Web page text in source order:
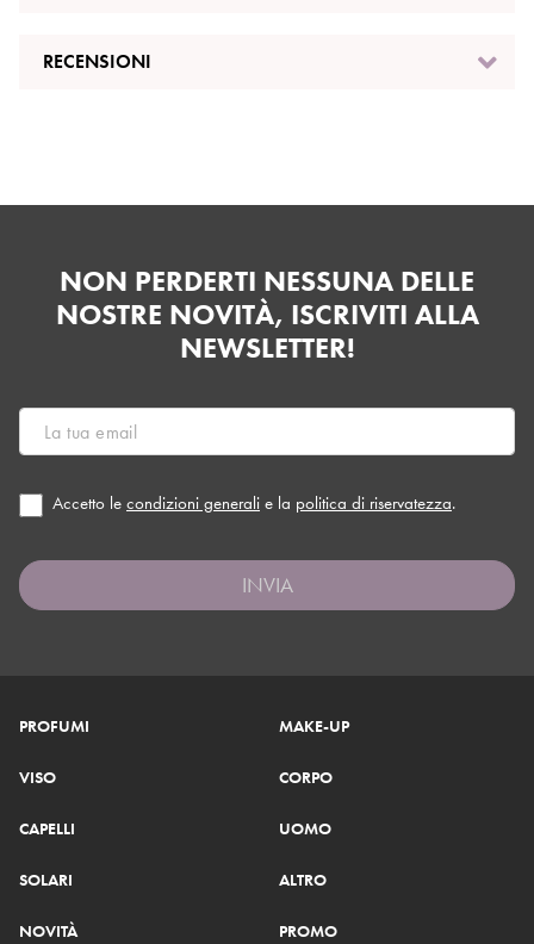
RECENSIONI
NON PERDERTI NESSUNA DELLE
NOSTRE NOVITÀ, ISCRIVITI ALLA
NEWSLETTER!
Accetto le condizioni generali e la politica di riservatezza.
INVIA
PROFUMI MAKE-UP
VISO CORPO
CAPELLI UOMO
SOLARI ALTRO
NOVITÀ PROMO